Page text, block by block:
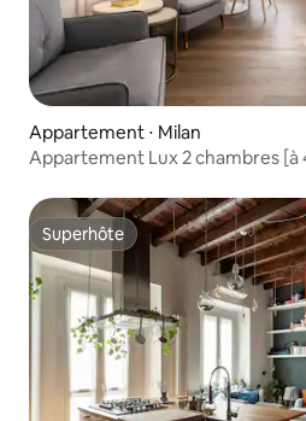
Appartement ⋅ Milan
Appartement Lux 2 chambres [à
Superhôte
Superhôte